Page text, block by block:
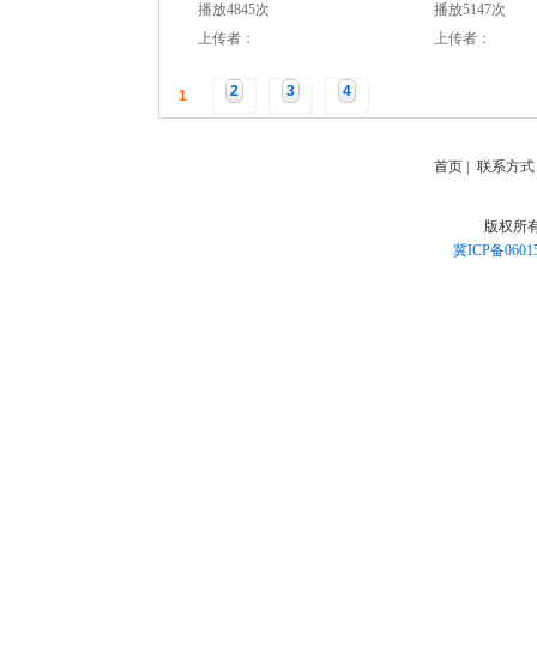
播放4845次
上传者：
播放5147次
上传者：
1 2 3 4
首页 联系方式
版权所
冀ICP备